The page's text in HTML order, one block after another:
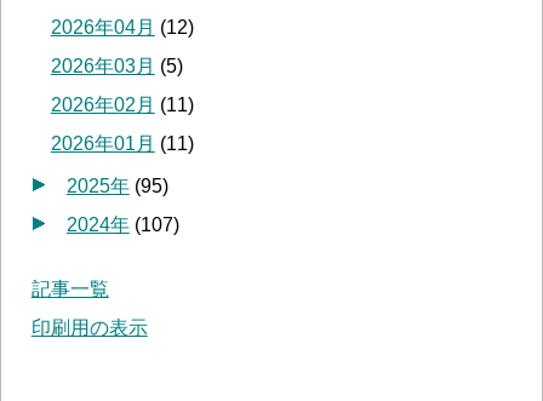
2026年04月 (12)
2026年03月 (5)
2026年02月 (11)
2026年01月 (11)
2025年 (95)
2024年 (107)
記事一覧
印刷用の表示